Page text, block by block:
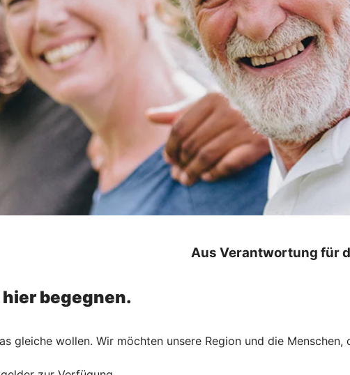
Aus Verantwortung für
begegnen.
gleiche wollen. Wir möchten unsere Region und die